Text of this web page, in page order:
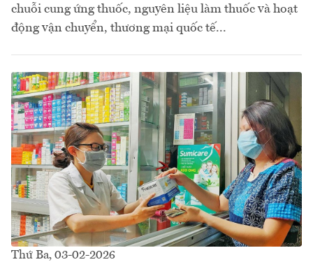
chuỗi cung ứng thuốc, nguyên liệu làm thuốc và hoạt
động vận chuyển, thương mại quốc tế...
Thứ Ba, 03-02-2026